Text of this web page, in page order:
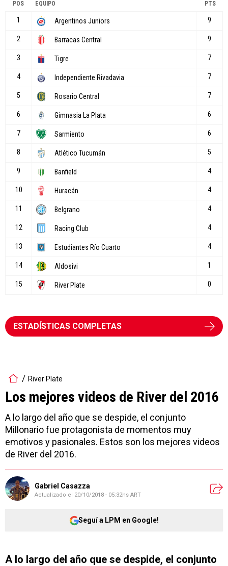
ESTADÍSTICAS COMPLETAS
River Plate
Los mejores videos de River del 2016
A lo largo del año que se despide, el conjunto
Millonario fue protagonista de momentos muy
emotivos y pasionales. Estos son los mejores videos
de River del 2016.
Gabriel Casazza
Actualizado el 20/10/2018 - 05:32hs ART
Seguí a LPM en Google!
A lo largo del año que se despide, el conjunto